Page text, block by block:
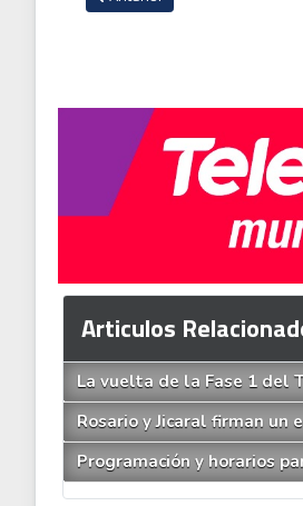
Articulos
La vuelta de la Fase 1 del
Rosario y Jicaral firman un
Programación y horarios